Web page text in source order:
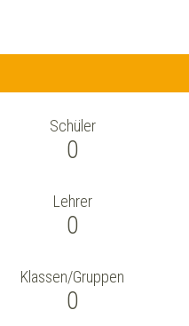
Schüler
0
Lehrer
0
Klassen/Gruppen
0